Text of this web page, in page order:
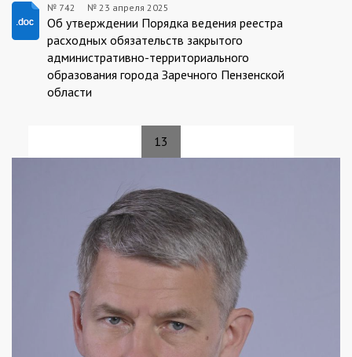
742/23.04.2025
№ 742 № 23 апреля 2025
Об утверждении Порядка ведения реестра
расходных обязательств закрытого
административно-территориального
образования города Заречного Пензенской
области
Страницы
13